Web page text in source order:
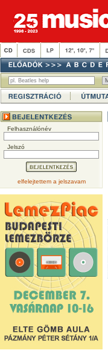
Felhasználónév
Jelszó
elfelejtettem a jelszavam